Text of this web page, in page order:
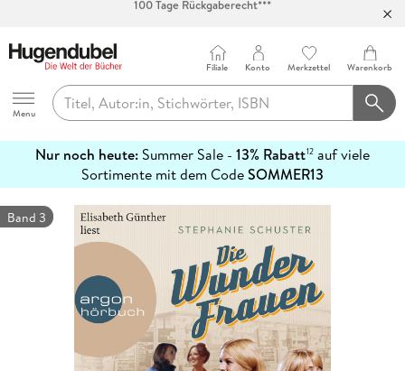
Abholung in über 100 Filialen
Hugendubel
Menu
Filiale Konto Merkzettel Warenkorb
Nur noch heute: Summer Sale - 13% Rabatt12 auf viele
Sortimente mit dem CodeSOMMER13
erfahren
Band 3